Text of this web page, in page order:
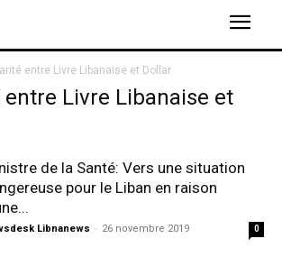
entre Livre Libanaise et Dollar
Livre Libanaise et
de la Santé: Vers une situation
pour le Liban en raison
Libnanews - 26 novembre 2019 0